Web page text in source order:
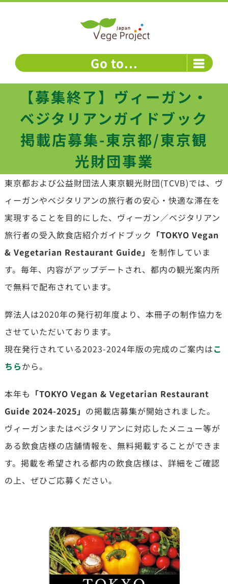
Go to...
【募集終了】ヴィーガン・
ベジタリアンガイドブック
掲載店募集-東京都/東京観
光財団事業
東京都および公益財団法人東京観光財団(TCVB)では、ヴ
ィーガンやベジタリアンの旅行者の安心・快適な滞在を
実現することを目的にした、ヴィーガン／ベジタリアン
旅行者の受入飲食店紹介ガイドブック 「TOKYO Vegan
& Vegetarian Restaurant Guide」 を制作していま
す。毎年、内容がアップデートされ、都内の観光案内所
で無料で配布されています。
弊法人は2020年の発行初年度より、本冊子の制作協力を
させていただいております。
現在発行されている2023-2024年版の完成のご案内はこ
ちらから。
本年も 「TOKYO Vegan & Vegetarian Restaurant
Guide 2024-2025」 の掲載店募集が開始されました。
ヴィーガンまたはベジタリアンに対応したメニュー等が
ある飲食店様の店舗情報を、無料掲載することができま
す。掲載を希望される都内の飲食店様は、詳細をご確認
の上、ぜひご応募ください。